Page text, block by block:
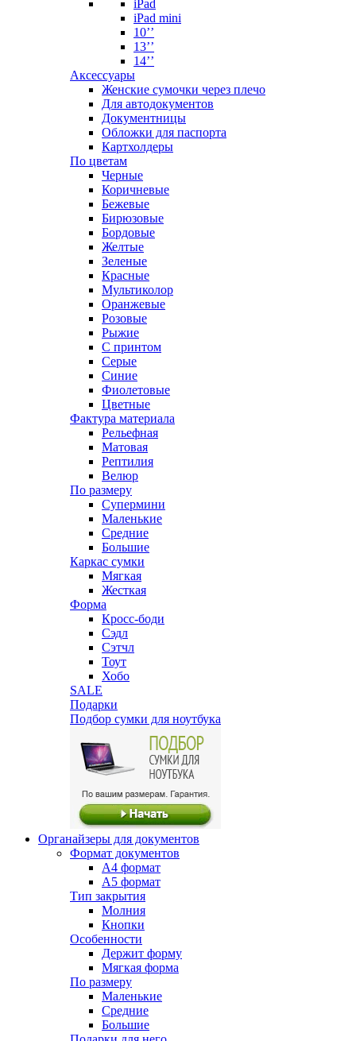
iPad
iPad mini
10’’
13’’
14’’
Аксессуары
Женские сумочки через плечо
Для автодокументов
Документницы
Обложки для паспорта
Картхолдеры
По цветам
Черные
Коричневые
Бежевые
Бирюзовые
Бордовые
Желтые
Зеленые
Красные
Мультиколор
Оранжевые
Розовые
Рыжие
С принтом
Серые
Синие
Фиолетовые
Цветные
Фактура материала
Рельефная
Матовая
Рептилия
Велюр
По размеру
Супермини
Маленькие
Средние
Большие
Каркас сумки
Мягкая
Жесткая
Форма
Кросс-боди
Сэдл
Сэтчл
Тоут
Хобо
SALE
Подарки
Подбор сумки для ноутбука
Органайзеры для документов
Формат документов
А4 формат
А5 формат
Тип закрытия
Молния
Кнопки
Особенности
Держит форму
Мягкая форма
По размеру
Маленькие
Средние
Большие